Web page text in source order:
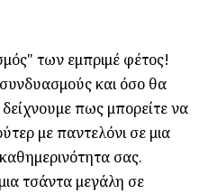
των εμπριμέ φέτος!
και όσο θα
πως μπορείτε να
με παντελόνι σε μια
σας.
τσάντα μεγάλη σε